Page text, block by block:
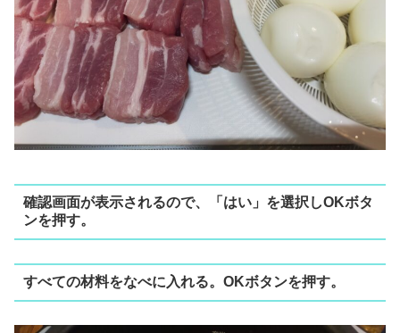
確認画面が表示されるので、「はい」を選択しOKボタ
ンを押す。
すべての材料をなべに入れる。OKボタンを押す。